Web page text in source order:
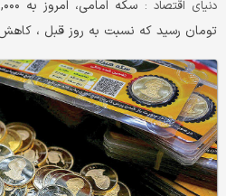
دنیای اقتصاد :
تومان رسید که نسبت به روز قبل ، کاهش ۱.۷۸ درصدی داشته